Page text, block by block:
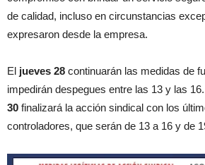
de calidad, incluso en circunstancias
expresaron desde la empresa.
El jueves 28 continuarán las medidas de
impedirán despegues entre las 13 y las
30 finalizará la acción sindical con los
controladores, que serán de 13 a 16 y de